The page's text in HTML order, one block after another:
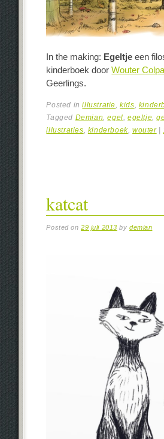
In the making: Egeltje een
kinderboek doorWouter
Geerlings.
Posted inillustratie,kids,
Tagged Demian,egel,egeltje,
illustraties, kinderboek,wouter |
katcat
Posted on29 juli 2013 bydemian